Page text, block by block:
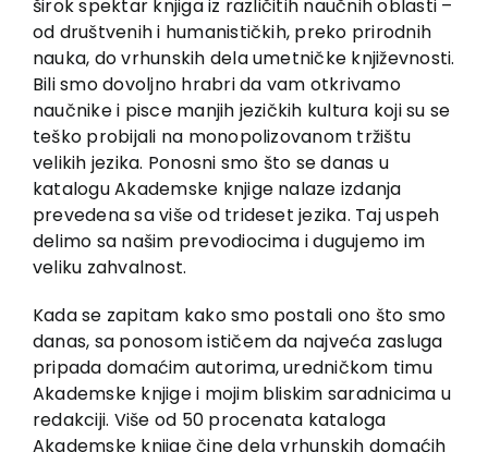
širok spektar knjiga iz različitih naučnih oblasti –
od društvenih i humanističkih, preko prirodnih
nauka, do vrhunskih dela umetničke književnosti.
Bili smo dovoljno hrabri da vam otkrivamo
naučnike i pisce manjih jezičkih kultura koji su se
teško probijali na monopolizovanom tržištu
velikih jezika. Ponosni smo što se danas u
katalogu Akademske knjige nalaze izdanja
prevedena sa više od trideset jezika. Taj uspeh
delimo sa našim prevodiocima i dugujemo im
veliku zahvalnost.
Kada se zapitam kako smo postali ono što smo
danas, sa ponosom ističem da najveća zasluga
pripada domaćim autorima, uredničkom timu
Akademske knjige i mojim bliskim saradnicima u
redakciji. Više od 50 procenata kataloga
Akademske knjige čine dela vrhunskih domaćih